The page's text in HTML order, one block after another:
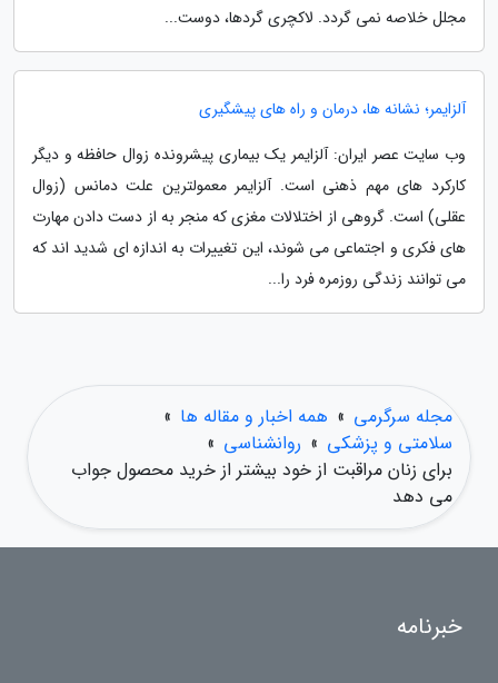
مجلل خلاصه نمی گردد. لاکچری گردها، دوست...
آلزایمر؛ نشانه ها، درمان و راه های پیشگیری
وب سایت عصر ایران: آلزایمر یک بیماری پیشرونده زوال حافظه و دیگر
کارکرد های مهم ذهنی است. آلزایمر معمولترین علت دمانس (زوال
عقلی) است. گروهی از اختلالات مغزی که منجر به از دست دادن مهارت
های فکری و اجتماعی می شوند، این تغییرات به اندازه ای شدید اند که
می توانند زندگی روزمره فرد را...
مجله سرگرمی » همه اخبار و مقاله ها »
سلامتی و پزشکی » روانشناسی »
برای زنان مراقبت از خود بیشتر از خرید محصول جواب
می دهد
خبرنامه